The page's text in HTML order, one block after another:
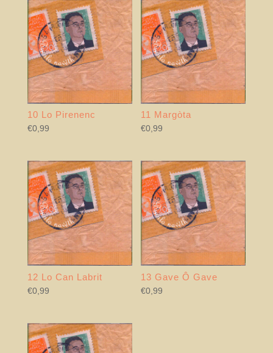
10 Lo Pirenenc
€0,99
11 Margòta
€0,99
12 Lo Can Labrit
€0,99
13 Gave Ô Gave
€0,99